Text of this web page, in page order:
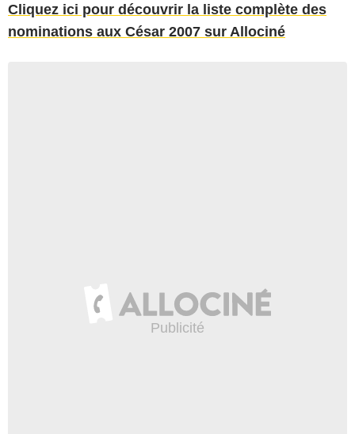
Cliquez ici pour découvrir la liste complète des
nominations aux César 2007 sur Allociné